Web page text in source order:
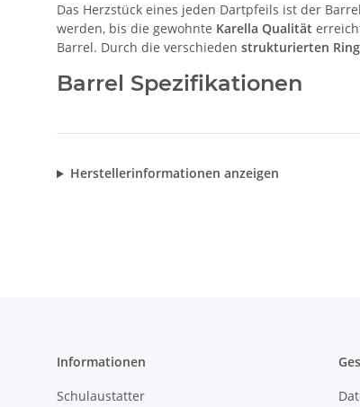
Das Herzstück eines jeden Dartpfeils ist der
werden, bis die gewohnte Karella Qualität
Barrel. Durch die verschieden strukturierten
Barrel Spezifikationen
Herstellerinformationen anzeigen
Informationen
Schulaustatter